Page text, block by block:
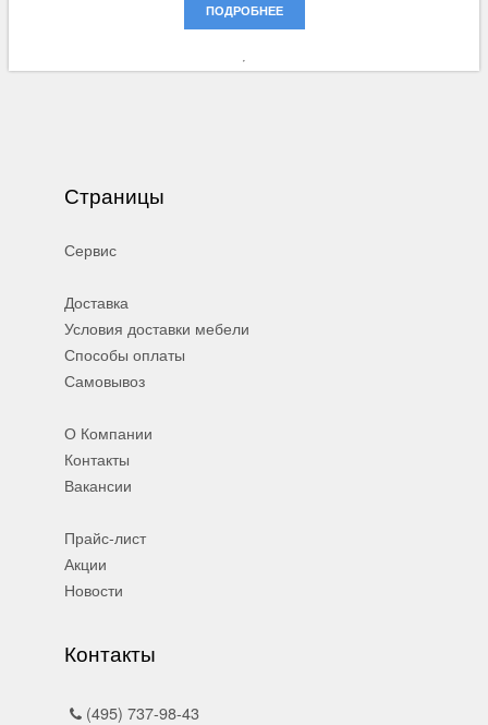
ПОДРОБНЕЕ
Страницы
Сервис
Доставка
Условия доставки мебели
Способы оплаты
Самовывоз
О Компании
Контакты
Вакансии
Прайс-лист
Акции
Новости
Контакты
(495) 737-98-43